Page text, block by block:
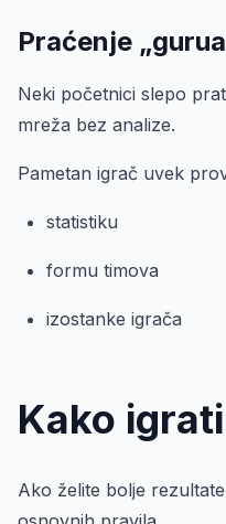
Praćenje
Neki početnici slepo
mreža bez analize.
Pametan igrač uvek
statistiku
formu timova
izostanke igrača
Kako
Ako želite bolje